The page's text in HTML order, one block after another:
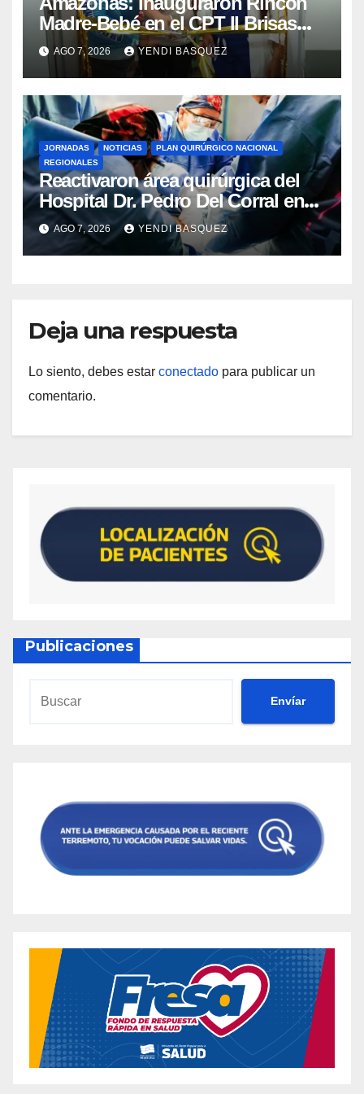
Madre-Bebé en el CPT II Brisas
del Aeropuerto ​Inauguraron
Rincón
AGO 7, 2026 YENDI BASQUEZ
JORNADAS NOTICIAS
PLAN QUIRÚRGICO NACIONAL
REGIONALES
Reactivaron área quirúrgica del
Hospital Dr. Pedro Del Corral en
Guárico
AGO 7, 2026 YENDI BASQUEZ
Deja una respuesta
Lo siento, debes estar conectado para publicar un
comentario.
Publicaciones
Envíar